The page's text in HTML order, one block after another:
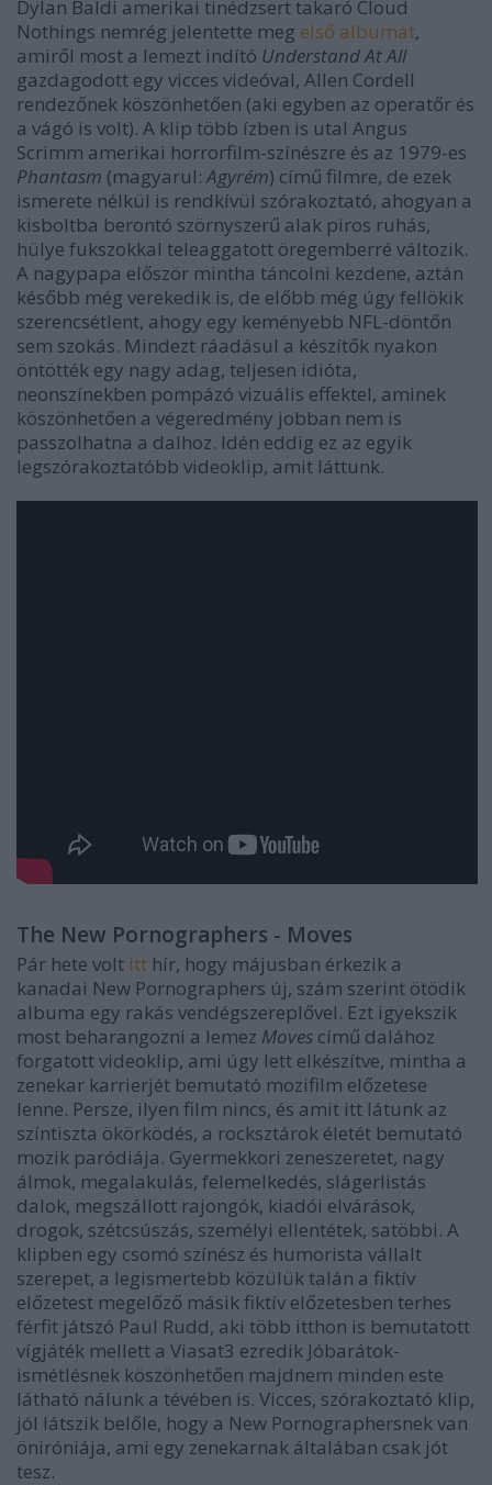
Dylan Baldi amerikai tinédzsert takaró Cloud
Nothings nemrég jelentette meg első albumát,
amiről most a lemezt indító Understand At All
gazdagodott egy vicces videóval, Allen Cordell
rendezőnek köszönhetően (aki egyben az operatőr és
a vágó is volt). A klip több ízben is utal Angus
Scrimm amerikai horrorfilm-színészre és az 1979-es
Phantasm (magyarul:Agyrém) című filmre, de ezek
ismerete nélkül is rendkívül szórakoztató, ahogyan a
kisboltba berontó szörnyszerű alak piros ruhás,
hülye fukszokkal teleaggatott öregemberré változik.
A nagypapa először mintha táncolni kezdene, aztán
később még verekedik is, de előbb még úgy fellökik
szerencsétlent, ahogy egy keményebb NFL-döntőn
sem szokás. Mindezt ráadásul a készítők nyakon
öntötték egy nagy adag, teljesen idióta,
neonszínekben pompázó vizuális effektel, aminek
köszönhetően a végeredmény jobban nem is
passzolhatna a dalhoz. Idén eddig ez az egyik
legszórakoztatóbb videoklip, amit láttunk.
The New Pornographers - Moves
Pár hete volt itt hír, hogy májusban érkezik a
kanadai New Pornographers új, szám szerint ötödik
albuma egy rakás vendégszereplővel. Ezt igyekszik
most beharangozni a lemez Moves című dalához
forgatott videoklip, ami úgy lett elkészítve, mintha a
zenekar karrierjét bemutató mozifilm előzetese
lenne. Persze, ilyen film nincs, és amit itt látunk az
színtiszta ökörködés, a rocksztárok életét bemutató
mozik paródiája. Gyermekkori zeneszeretet, nagy
álmok, megalakulás, felemelkedés, slágerlistás
dalok, megszállott rajongók, kiadói elvárások,
drogok, szétcsúszás, személyi ellentétek, satöbbi. A
klipben egy csomó színész és humorista vállalt
szerepet, a legismertebb közülük talán a fiktív
előzetest megelőző másik fiktív előzetesben terhes
férfit játszó Paul Rudd, aki több itthon is bemutatott
vígjáték mellett a Viasat3 ezredik Jóbarátok-
ismétlésnek köszönhetően majdnem minden este
látható nálunk a tévében is. Vicces, szórakoztató klip,
jól látszik belőle, hogy a New Pornographersnek van
öniróniája, ami egy zenekarnak általában csak jót
tesz.